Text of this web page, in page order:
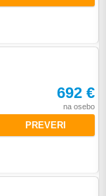
692 €
na osebo
PREVERI